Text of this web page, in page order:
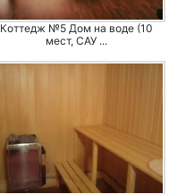
Коттедж №5 Дом на воде (10
мест, САУ ...